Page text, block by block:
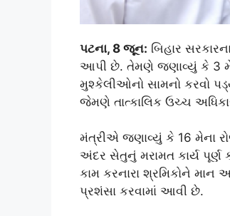
પટના, 8 જૂન: બિહાર
આપી છે. તેમણે જણાવ્યું કે 3
મુશ્કેલીઓનો સામનો કરવો
જેમણે તાત્કાલિક ઉચ્ચ
મંત્રીએ જણાવ્યું કે 16 મેના
અંદર સેતુનું મરામત કાર્ય
કામ કરનારા શ્રમિકોને
પ્રશંસા કરવામાં આવી છે.